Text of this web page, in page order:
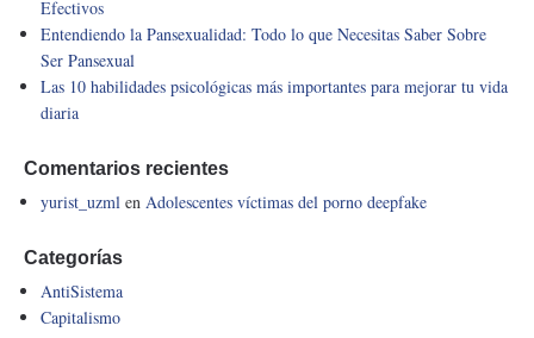
Efectivos
Entendiendo la Pansexualidad: Todo lo que Necesitas Saber Sobre
Ser Pansexual
Las 10 habilidades psicológicas más importantes para mejorar tu vida
diaria
Comentarios recientes
yurist_uzml en Adolescentes víctimas del porno deepfake
Categorías
AntiSistema
Capitalismo